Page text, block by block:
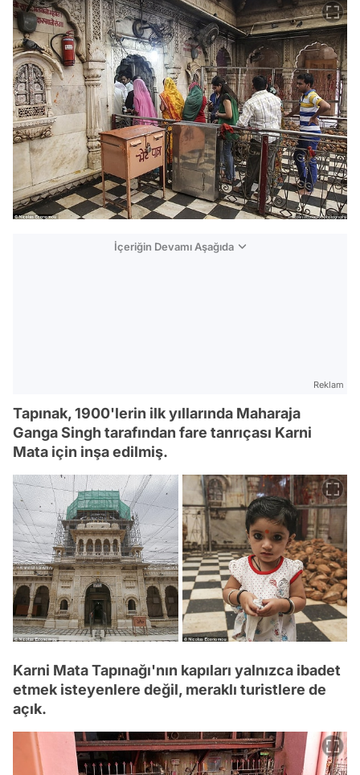
İçeriğin Devamı Aşağıda
Reklam
Tapınak, 1900'lerin ilk yıllarında Maharaja
Ganga Singh tarafından fare tanrıçası Karni
Mata için inşa edilmiş.
Karni Mata Tapınağı'nın kapıları yalnızca ibadet
etmek isteyenlere değil, meraklı turistlere de
açık.